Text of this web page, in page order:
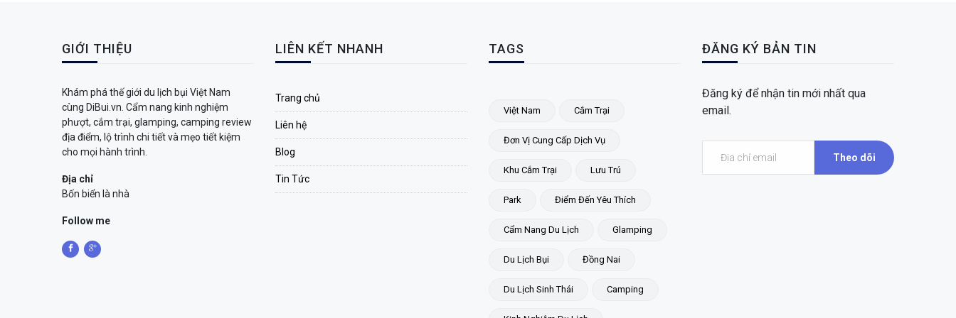
GIỚI THIỆU
Khám phá thế giới du lịch bụi Việt Nam
cùng DiBui.vn. Cẩm nang kinh nghiệm
phượt, cắm trại, glamping, camping review
địa điểm, lộ trình chi tiết và mẹo tiết kiệm
cho mọi hành trình.
Địa chỉ
Bốn biển là nhà
Follow me
LIÊN KẾT NHANH
Trang chủ
Liên hệ
Blog
Tin Tức
TAGS
Việt Nam Cắm Trại
Đơn Vị Cung Cấp Dịch Vụ
Khu Cắm Trại Lưu Trú
Park Điểm Đến Yêu Thích
Cẩm Nang Du Lịch Glamping
Du Lịch Bụi Đồng Nai
Du Lịch Sinh Thái Camping
ĐĂNG KÝ BẢN TIN
Đăng ký để nhận tin mới nhất qua
email.
Theo dõi